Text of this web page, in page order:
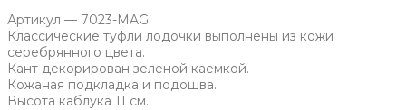
Артикул — 7023-MAG
Классические туфли лодочки выполнены из кожи
серебрянного цвета.
Кант декорирован зеленой каемкой.
Кожаная подкладка и подошва.
Высота каблука 11 см.